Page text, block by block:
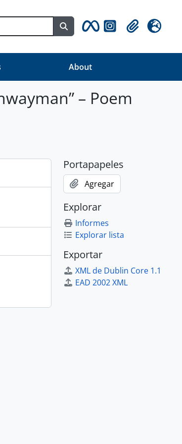
Search in browse page
Clipboard
Idioma
About
– Poem
Portapapeles
Agregar
Explorar
Informes
Explorar lista
Exportar
XML de Dublin Core 1.1
EAD 2002 XML